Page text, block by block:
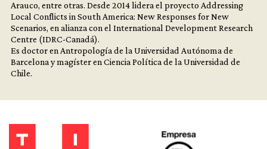
Arauco, entre otras. Desde 2014 lidera el proyecto Addressing
Local Conflicts in South America: New Responses for New
Scenarios, en alianza con el International Development Research
Centre (IDRC-Canadá).
Es doctor en Antropología de la Universidad Autónoma de
Barcelona y magíster en Ciencia Política de la Universidad de
Chile.